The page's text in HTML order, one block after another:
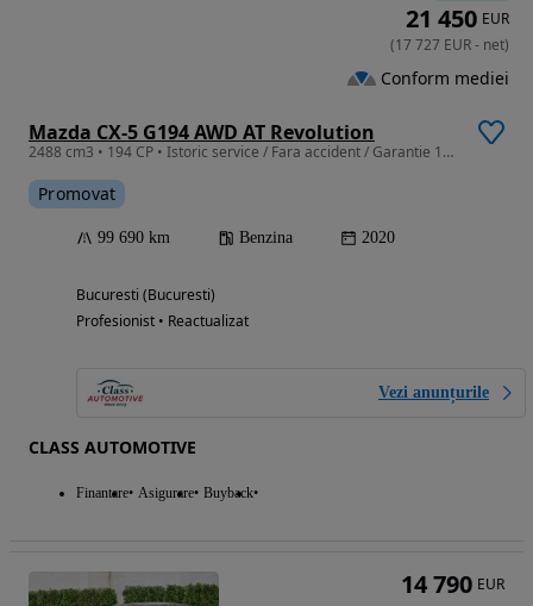
Mazda CX-5 G194 AWD AT Revolution
2488 cm3 • 194 CP • Istoric service / Fara accident / Garantie 12-36 Luni
Promovat
99 690 km Benzina 2020
Bucuresti (Bucuresti)
Profesionist • Reactualizat
Vezi anunțurile
CLASS AUTOMOTIVE
Finantare Asigurare Buyback
21 450 EUR
(17 727 EUR- net)
Conform mediei
14 790 EUR